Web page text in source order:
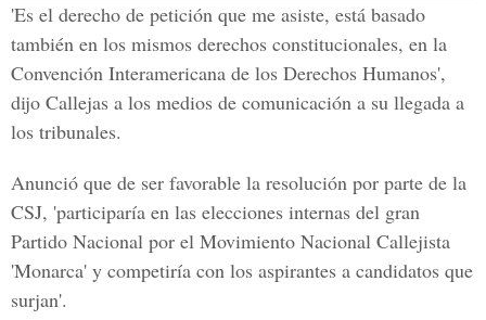
'Es el derecho de petición que me asiste, está basado
también en los mismos derechos constitucionales, en la
Convención Interamericana de los Derechos Humanos',
dijo Callejas a los medios de comunicación a su llegada a
los tribunales.
Anunció que de ser favorable la resolución por parte de la
CSJ, 'participaría en las elecciones internas del gran
Partido Nacional por el Movimiento Nacional Callejista
'Monarca' y competiría con los aspirantes a candidatos que
surjan'.